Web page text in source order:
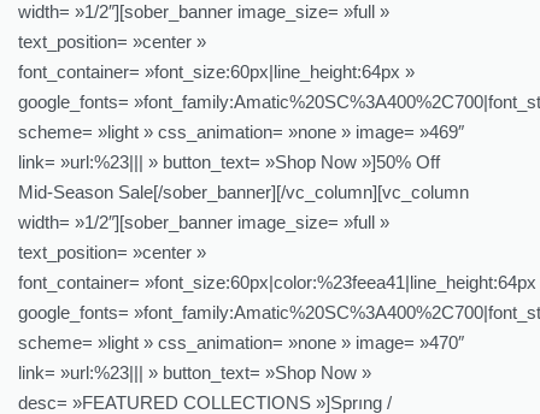
width= »1/2″][sober_banner image_size= »full »
text_position= »center »
font_container= »font_size:60px|line_height:64px »
google_fonts=
scheme= »light » css_animation= »none » image= »469″
link= »url:%23||| » button_text= »Shop Now »]50% Off
Mid-Season Sale[/sober_banner][/vc_column][vc_column
width= »1/2″][sober_banner image_size= »full »
text_position= »center »
font_container= »font_size:60px|color:%23feea41|line_height:64px
google_fonts=
scheme= »light » css_animation= »none » image= »470″
link= »url:%23||| » button_text= »Shop Now »
desc= »FEATURED COLLECTIONS »]Sprıng /